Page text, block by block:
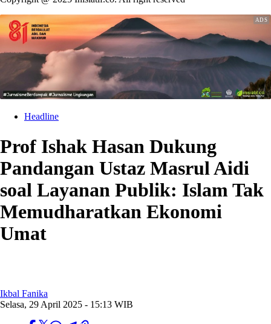
Headline
Prof Ishak Hasan Dukung
Pandangan Ustaz Masrul Aidi
soal Layanan Publik: Islam Tak
Memudharatkan Ekonomi
Umat
Ikbal Fanika
Selasa, 29 April 2025 - 15:13 WIB